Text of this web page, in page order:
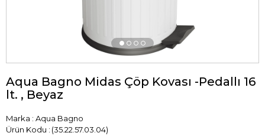
Aqua Bagno Midas Çöp Kovası -Pedallı 16
lt. , Beyaz
Marka : Aqua Bagno
(35.22.57.03.04)